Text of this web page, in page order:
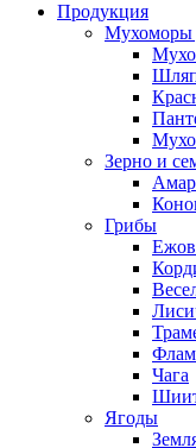
Продукция
Мухоморы
Зерно и
Грибы
Чага
Ягоды